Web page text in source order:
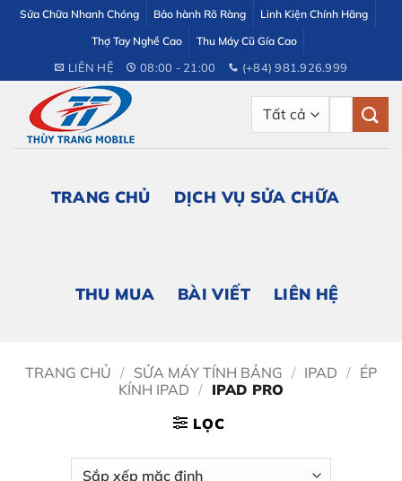
dung
Sửa Chữa Nhanh Chóng Bảo hành Rõ Ràng
Linh Kiện Chính Hãng
Thợ Tay Nghề Cao
Thu Máy Cũ Gía Cao
LIÊN HỆ 08:00 - 21:00 (+84) 981.926.999
TRANG CHỦ DỊCH VỤ SỬA CHỮA
THU MUA BÀI VIẾT LIÊN HỆ
TRANG CHỦ / SỬA MÁY TÍNH BẢNG / IPAD / ÉP
KÍNH IPAD / IPAD PRO
LỌC